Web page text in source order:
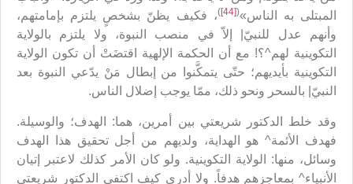
المبتلى به الناس»(
[44]
)، فكيف يظنّ بشخصٍ يلتزم بإمامتهم،
وأنهم عدل للنبيّ| إلاّ في منصب النبوة، ولا يلتزم بالولاية
التكوينية لهم^؟! مع أن الحكمة الإلهية اقتضَتْ أن تكون الولاية
التكوينية بأيديهم؛ حتّى يتمكَّنوا من إبطال مَنْ يدّعي النبوة بعد
النبيّ| بالسحر ونحو ذلك، ممّا يوجب إضلال الناس.
وقد خلط الدكتور شريعتي بين أمرين، هما: الهدف؛ والوسيلة.
فهدف الأئمة^ هو الهداية، ولديهم من أجل تحقيق هذا الهدف
وسائل، منها: الولاية التكوينية. ولو كان الأمر كذلك لاعتبر إتيان
الأنبياء^ بمعاجزهم هدفاً. ولا أدري كيف اكتفى الدكتور شريعتي